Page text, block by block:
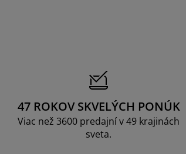
47 ROKOV SKVELÝCH PONÚK
Viac než 3600 predajní v 49 krajinách
sveta.